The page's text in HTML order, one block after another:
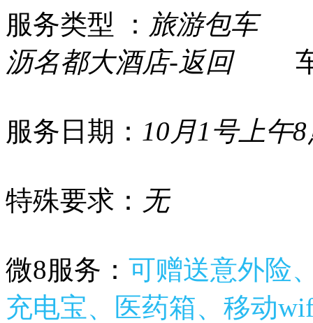
服务类型 ： 旅游包车行
沥名都大酒店-返回车
服务日期： 10月1号上午
特殊要求： 无
微8服务： 可赠送意外险
充电宝、医药箱、移动